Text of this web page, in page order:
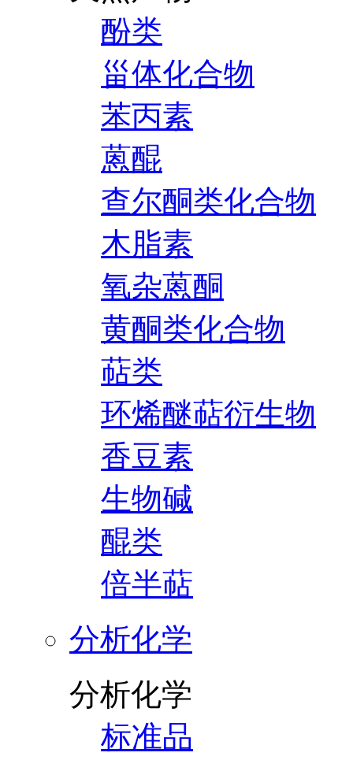
酚类
甾体化合物
苯丙素
蒽醌
查尔酮类化合物
木脂素
氧杂蒽酮
黄酮类化合物
萜类
环烯醚萜衍生物
香豆素
生物碱
醌类
倍半萜
分析化学
分析化学
标准品